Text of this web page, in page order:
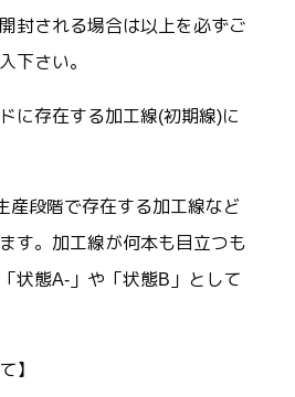
封される場合は以上を必ずご
下さい。
に存在する加工線(初期線)に
産段階で存在する加工線など
す。加工線が何本も目立つも
状態A-」や「状態B」として
】